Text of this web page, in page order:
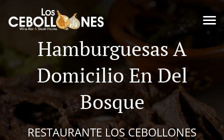
Hamburguesas A
Domicilio En Del
Bosque
RESTAURANTE LOS CEBOLLONES